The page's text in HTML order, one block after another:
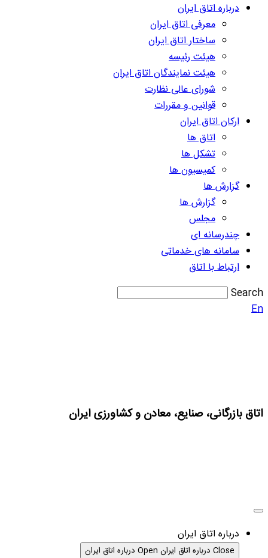
درباره اتاق ایران
معرفی اتاق ایران
ساختار اتاق ایران
هیئت رئیسه
هیئت نمایندگان اتاق ایران
شورای عالی نظارت
قوانین و مقررات
ارکان اتاق ایران
اتاق ها
تشکل ها
کمیسیون ها
گزارش ها
گزارش ها
مجلس
چندرسانه ای
سامانه های خدماتی
ارتباط با اتاق
Search
En
اتاق بازرگانی، صنایع، معادن و کشاورزی ایران
درباره اتاق ایران
Close درباره اتاق ایران Open درباره اتاق ایران